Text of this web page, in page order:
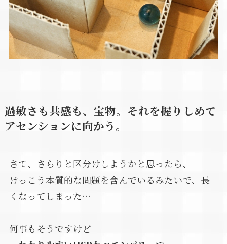
過敏さも共感も、宝物。それを握りしめて
アセンションに向かう。
さて、さらりと区分けしようかと思ったら、
けっこう本質的な問題を含んでいるみたいで、長
くなってしまった…
何事もそうですけど